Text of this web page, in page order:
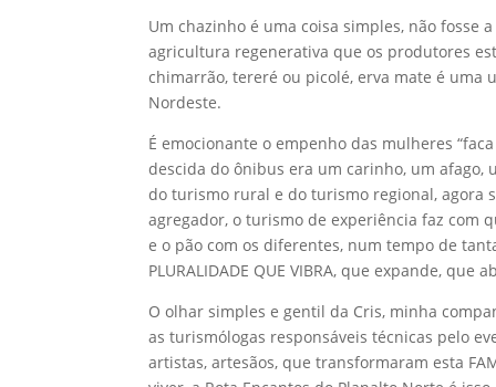
Um chazinho é uma coisa simples, não fosse
agricultura regenerativa que os produtores
chimarrão, tereré ou picolé, erva mate é uma
Nordeste.
É emocionante o empenho das mulheres
descida do ônibus era um carinho, um afago,
do turismo rural e do turismo regional, agora
agregador, o turismo de experiência faz com
e o pão com os diferentes, num tempo de
PLURALIDADE QUE VIBRA, que expande, que
O olhar simples e gentil da Cris, minha
as turismólogas responsáveis técnicas pelo
artistas, artesãos, que transformaram esta